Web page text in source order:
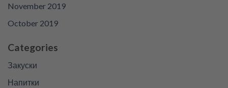
November 2019
October 2019
Categories
Закуски
Напитки